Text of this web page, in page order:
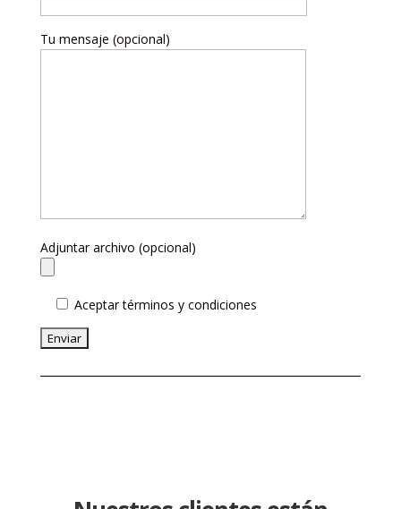
Tu mensaje (opcional)
Adjuntar archivo (opcional)
Aceptar términos y condiciones